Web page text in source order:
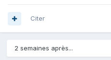
Citer
2 semaines après...